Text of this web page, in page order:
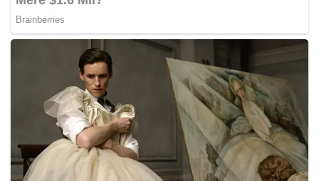
Singh dan bekas Pengarah Eksekutif Suruhanjaya Sekuriti
Goh Ching Yin dilantik sebagai pengarah syarikat itu.
Dr Mahathir pula dilantik sebagai Pengerusi Lembaga
Pengarah Khazanah.
Dalam perkembangan lain, Mohamed Azmin yang juga
Timbalan Presiden PKR menegaskan tidak wujud kem
dalam pemilihan parti yang akan diadakan bulan depan,
dengan menyifatkan kesemua anggota parti merupakan
sebuah keluarga besar yang bercita-cita memperkukuhkan